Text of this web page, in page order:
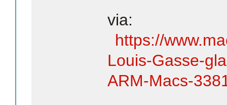
via:
https://
Louis-Gasse-
ARM-Macs-